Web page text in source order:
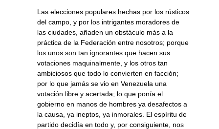
Las elecciones populares hechas por los rústicos
del campo, y por los intrigantes moradores de
las ciudades, añaden un obstáculo más a la
práctica de la Federación entre nosotros; porque
los unos son tan ignorantes que hacen sus
votaciones maquinalmente, y los otros tan
ambiciosos que todo lo convierten en facción;
por lo que jamás se vio en Venezuela una
votación libre y acertada; lo que ponía el
gobierno en manos de hombres ya desafectos a
la causa, ya ineptos, ya inmorales. El espíritu de
partido decidía en todo y, por consiguiente, nos